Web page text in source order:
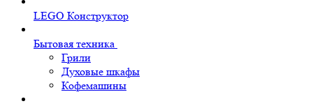
LEGO Конструктор
Бытовая техника
Грили
Духовые шкафы
Кофемашины